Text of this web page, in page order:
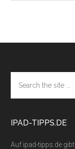
Footer
the
site
IPAD-TIPPS.DE
Auf ipad-tipps.de